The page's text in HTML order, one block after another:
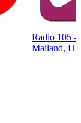
Radio 105 -
Mailand,